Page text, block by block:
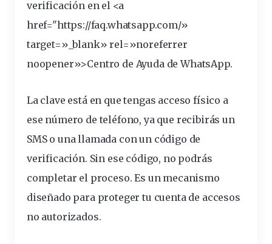
verificación en el <a
href="https://faq.whatsapp.com/»
target=»_blank» rel=»noreferrer
noopener»>Centro de Ayuda de WhatsApp.
La clave está en que tengas acceso físico a
ese número de teléfono, ya que recibirás un
SMS o unallamada con un código de
verificación. Sin ese código, no podrás
completar el proceso. Es un mecanismo
diseñado para proteger tu cuenta de accesos
no autorizados.